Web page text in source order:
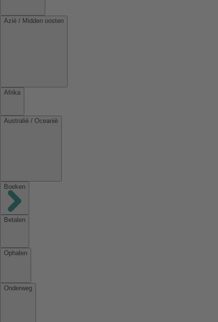
Azië / Midden oosten
Afrika
Australië / Oceanië
Boeken
Betalen
Ophalen
Onderweg